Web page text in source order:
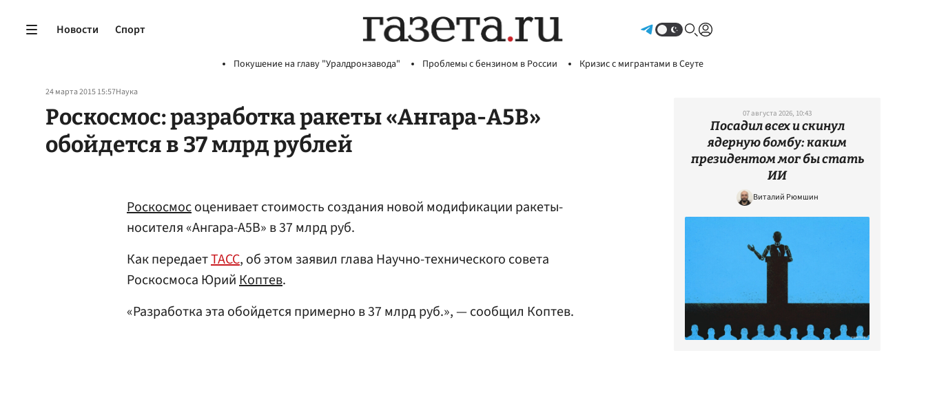
Новости Спорт
Покушение на главу "Уралдронзавода" Проблемы с бензином в России Кризис с мигрантами в Сеуте
24 марта 2015 15:57Наука
Роскосмос: разработка ракеты «Ангара-А5В»
обойдется в 37 млрд рублей
Роскосмосоценивает стоимость создания новой модификации ракеты-
носителя «Ангара-А5В» в 37 млрд руб.
Как передаетТАСС, об этом заявил глава Научно-технического совета
Роскосмоса ЮрийКоптев.
«Разработка эта обойдется примерно в 37 млрд руб.», — сообщил Коптев.
07 августа 2026, 10:43
Посадил всех и скинул
ядерную бомбу: каким
президентом мог бы стать
ИИ
Виталий Рюмшин